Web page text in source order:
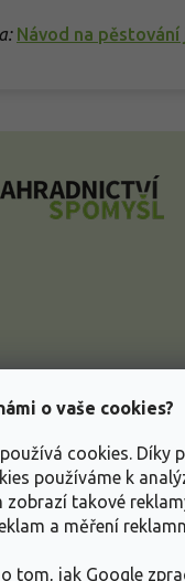
o vaše cookies?
cookies. Díky
používáme k
zobrazí takové
a měření
tom, jak Google
Návod na pěstování